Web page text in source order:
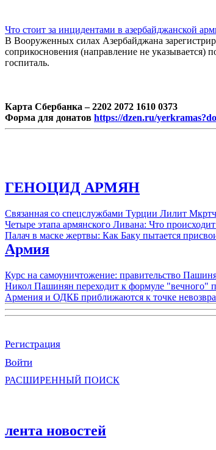
Что стоит за инцидентами в азербайджанской
В Вооруженных силах Азербайджана
соприкосновения (направление не указывается)
госпиталь.
Карта Сбербанка – 2202 2072 1610 0373
Форма для донатов https://dzen.ru/
ГЕНОЦИД АРМЯН
Связанная со спецслужбами Турции Лилит
Четыре этапа армянского Ливана: Что
Палач в маске жертвы: Как Баку пытается
Армия
Курс на самоуничтожение: правительство
Никол Пашинян переходит к формуле "вечного"
Армения и ОДКБ приближаются к точке
Регистрация
Войти
РАСШИРЕННЫЙ ПОИСК
лента новостей